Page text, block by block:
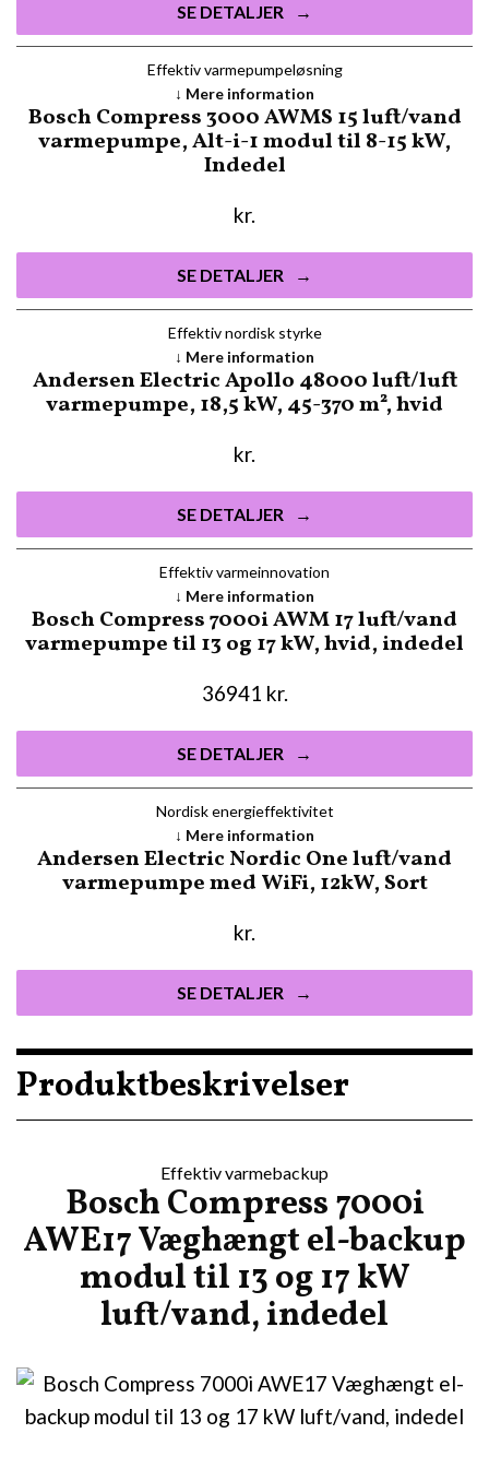
SE DETALJER
Effektiv varmepumpeløsning
Bosch Compress 3000 AWMS 15 luft/vand
varmepumpe, Alt-i-1 modul til 8-15 kW,
Indedel
kr.
SE DETALJER
Mere information
Effektiv nordisk styrke
Andersen Electric Apollo 48000 luft/luft
varmepumpe, 18,5 kW, 45-370 m², hvid
kr.
SE DETALJER
Mere information
Effektiv varmeinnovation
Bosch Compress 7000i AWM 17 luft/vand
varmepumpe til 13 og 17 kW, hvid, indedel
36941 kr.
SE DETALJER
Mere information
Nordisk energieffektivitet
Andersen Electric Nordic One luft/vand
varmepumpe med WiFi, 12kW, Sort
kr.
SE DETALJER
Mere information
Produktbeskrivelser
Effektiv varmebackup
Bosch Compress 7000i
AWE17 Væghængt el-backup
modul til 13 og 17 kW
luft/vand, indedel